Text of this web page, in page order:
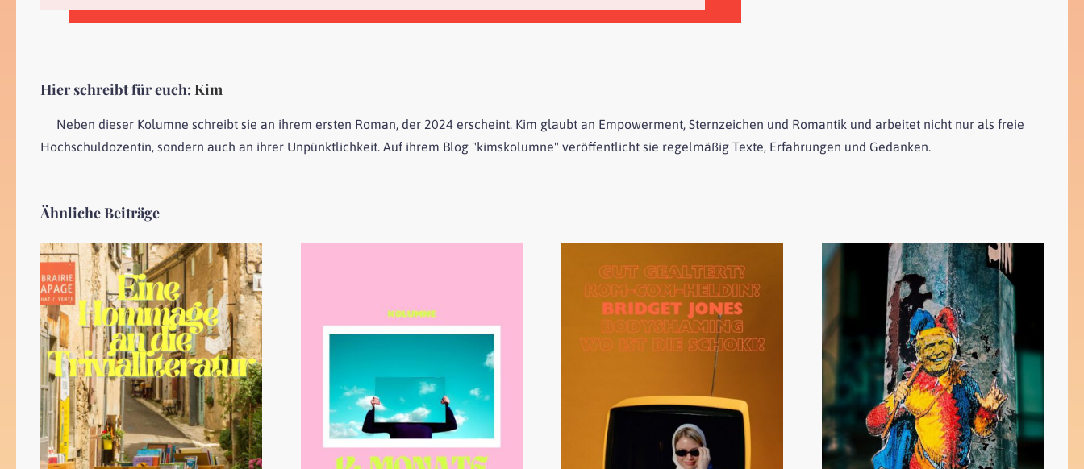
Hier schreibt für euch: Kim
Neben dieser Kolumne schreibt sie an ihrem ersten Roman, der 2024 erscheint. Kim glaubt an Empowerment, Sternzeichen und Romantik und arbeitet nicht nur als freie
Hochschuldozentin, sondern auch an ihrer Unpünktlichkeit. Auf ihrem Blog "kimskolumne" veröffentlicht sie regelmäßig Texte, Erfahrungen und Gedanken.
Ähnliche Beiträge